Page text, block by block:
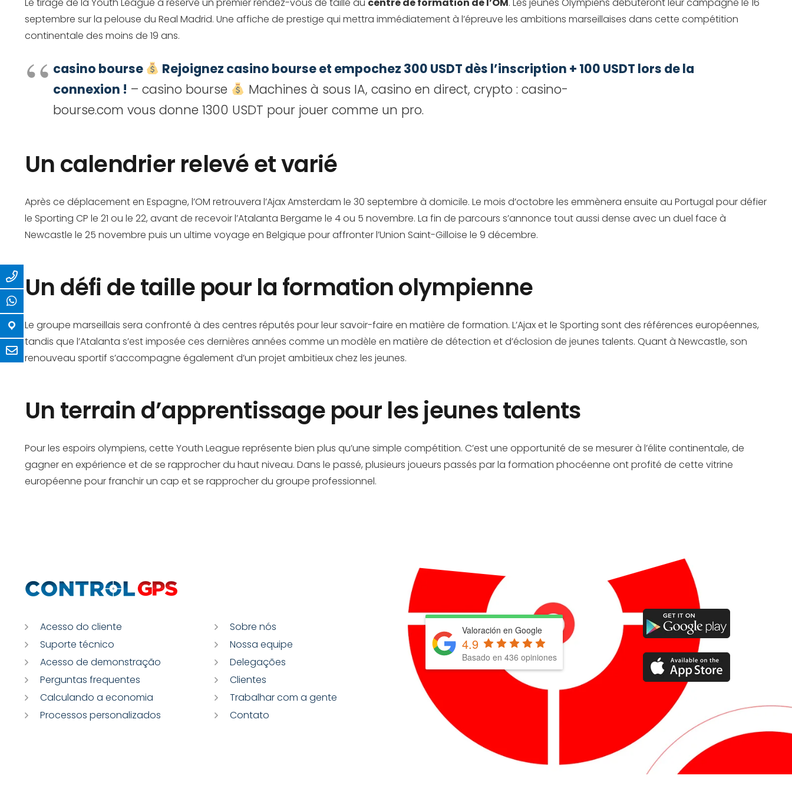
septembre sur la pelouse du Real Madrid. Une affiche de prestige qui mettra immédiatement à l’épreuve les ambitions marseillaises dans cette compétition
continentale des moins de 19 ans.
casino bourse
Rejoignez casino bourse et empochez 300 USDT dès l’inscription + 100 USDT lors de la
connexion ! – casino bourse
Machines à sous IA, casino en direct, crypto : casino-
bourse.com vous donne 1300 USDT pour jouer comme un pro.
Un calendrier relevé et varié
Après ce déplacement en Espagne, l’OM retrouvera l’Ajax Amsterdam le 30 septembre à domicile. Le mois d’octobre les emmènera ensuite au Portugal pour défier
le Sporting CP le 21 ou le 22, avant de recevoir l’Atalanta Bergame le 4 ou 5 novembre. La fin de parcours s’annonce tout aussi dense avec un duel face à
Newcastle le 25 novembre puis un ultime voyage en Belgique pour affronter l’Union Saint-Gilloise le 9 décembre.
Un défi de taille pour la formation olympienne
Le groupe marseillais sera confronté à des centres réputés pour leur savoir-faire en matière de formation. L’Ajax et le Sporting sont des références européennes,
tandis que l’Atalanta s’est imposée ces dernières années comme un modèle en matière de détection et d’éclosion de jeunes talents. Quant à Newcastle, son
renouveau sportif s’accompagne également d’un projet ambitieux chez les jeunes.
Un terrain d’apprentissage pour les jeunes talents
Pour les espoirs olympiens, cette Youth League représente bien plus qu’une simple compétition. C’est une opportunité de se mesurer à l’élite continentale, de
gagner en expérience et de se rapprocher du haut niveau. Dans le passé, plusieurs joueurs passés par la formation phocéenne ont profité de cette vitrine
européenne pour franchir un cap et se rapprocher du groupe professionnel.
Acesso do cliente
Suporte técnico
Acesso de demonstração
Perguntas frequentes
Calculando a economia
Processos personalizados
Sobre nós
Nossa equipe
Delegações
Clientes
Trabalhar com a gente
Contato
Valoración en Google
4.9
Basado en 436 opiniones